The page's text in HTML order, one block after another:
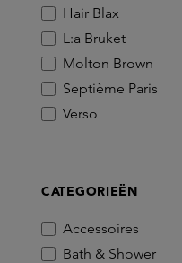
Hair Blax
L:a Bruket
Molton Brown
Septième Paris
Verso
CATEGORIEËN
Accessoires
Bath & Shower